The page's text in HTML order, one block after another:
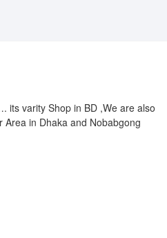
its varity Shop in BD ,We are also
Area in Dhaka and Nobabgong